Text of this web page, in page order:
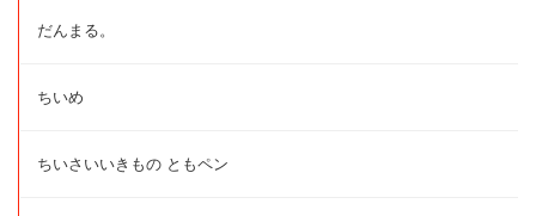
だんまる。
ちいめ
ちいさいいきもの ともペン